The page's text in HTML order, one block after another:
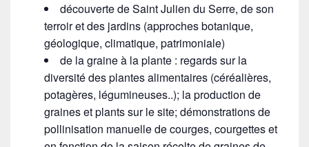
découverte de Saint Julien du Serre, de son
terroir et des jardins (approches botanique,
géologique, climatique, patrimoniale)
de la graine à la plante : regards sur la
diversité des plantes alimentaires (céréalières,
potagères, légumineuses..); la production de
graines et plants sur le site; démonstrations de
pollinisation manuelle de courges, courgettes et